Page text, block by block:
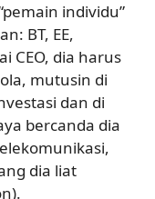
individu”
BT, EE,
CEO, dia harus
mutusin di
dan di
bercanda dia
dia liat